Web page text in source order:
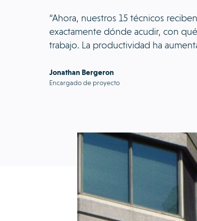
“Ahora, nuestros 15 técnicos
exactamente dónde acudir, con
trabajo. La productividad ha
Jonathan Bergeron
Encargado de proyecto